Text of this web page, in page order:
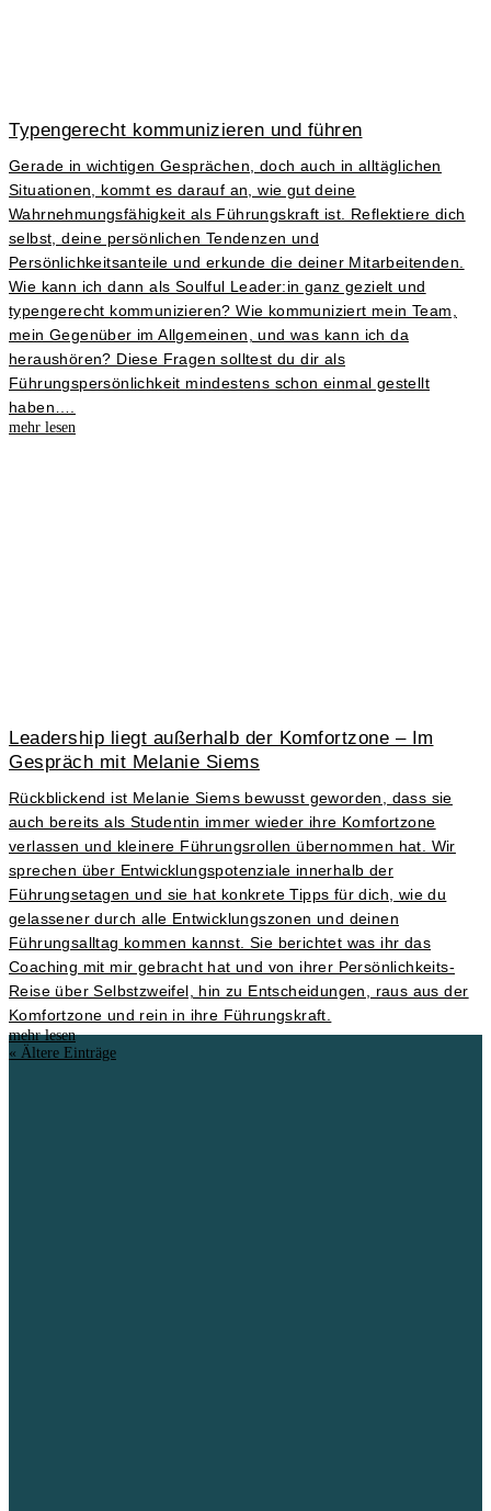
Typengerecht kommunizieren und führen
Gerade in wichtigen Gesprächen, doch auch in alltäglichen
Situationen, kommt es darauf an, wie gut deine
Wahrnehmungsfähigkeit als Führungskraft ist. Reflektiere dich
selbst, deine persönlichen Tendenzen und
Persönlichkeitsanteile und erkunde die deiner Mitarbeitenden.
Wie kann ich dann als Soulful Leader:in ganz gezielt und
typengerecht kommunizieren? Wie kommuniziert mein Team,
mein Gegenüber im Allgemeinen, und was kann ich da
heraushören? Diese Fragen solltest du dir als
Führungspersönlichkeit mindestens schon einmal gestellt
haben….
mehr lesen
Leadership liegt außerhalb der Komfortzone – Im
Gespräch mit Melanie Siems
Rückblickend ist Melanie Siems bewusst geworden, dass sie
auch bereits als Studentin immer wieder ihre Komfortzone
verlassen und kleinere Führungsrollen übernommen hat. Wir
sprechen über Entwicklungspotenziale innerhalb der
Führungsetagen und sie hat konkrete Tipps für dich, wie du
gelassener durch alle Entwicklungszonen und deinen
Führungsalltag kommen kannst. Sie berichtet was ihr das
Coaching mit mir gebracht hat und von ihrer Persönlichkeits-
Reise über Selbstzweifel, hin zu Entscheidungen, raus aus der
Komfortzone und rein in ihre Führungskraft.
mehr lesen
« Ältere Einträge